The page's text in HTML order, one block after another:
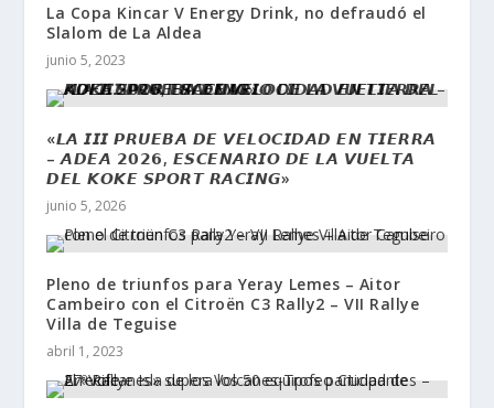
La Copa Kincar V Energy Drink, no defraudó el
Slalom de La Aldea
junio 5, 2023
«𝙇𝘼 𝙄𝙄𝙄 𝙋𝙍𝙐𝙀𝘽𝘼 𝘿𝙀 𝙑𝙀𝙇𝙊𝘾𝙄𝘿𝘼𝘿 𝙀𝙉 𝙏𝙄𝙀𝙍𝙍𝘼
– 𝘼𝘿𝙀𝘼 𝟮𝟬𝟮𝟲, 𝙀𝙎𝘾𝙀𝙉𝘼𝙍𝙄𝙊 𝘿𝙀 𝙇𝘼 𝙑𝙐𝙀𝙇𝙏𝘼
𝘿𝙀𝙇 𝙆𝙊𝙆𝙀 𝙎𝙋𝙊𝙍𝙏 𝙍𝘼𝘾𝙄𝙉𝙂»
junio 5, 2026
Pleno de triunfos para Yeray Lemes – Aitor
Cambeiro con el Citroën C3 Rally2 – VII Rallye
Villa de Teguise
abril 1, 2023